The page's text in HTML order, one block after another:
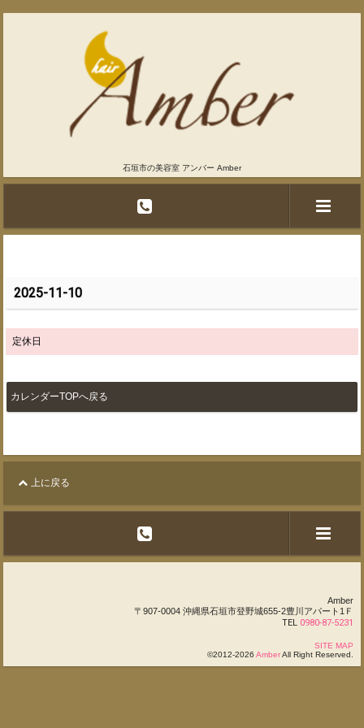
石垣市の美容室 アンバー Amber
2025-11-10
定休日
カレンダーTOPへ戻る
上に戻る
Amber
〒907-0004 沖縄県石垣市登野城655-2豊川アパート1Ｆ
TEL 0980-87-5231
SITE MAP
©2012-2026AmberAll Right Reserved.